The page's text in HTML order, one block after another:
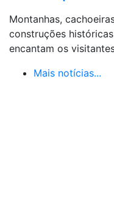
Montanhas,
construções
encantam os
Mais notícias...